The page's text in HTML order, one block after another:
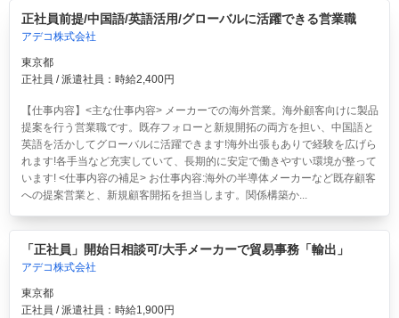
正社員前提/中国語/英語活用/グローバルに活躍できる営業職
アデコ株式会社
東京都
正社員 / 派遣社員：時給2,400円
【仕事内容】<主な仕事内容> メーカーでの海外営業。海外顧客向けに製品
提案を行う営業職です。既存フォローと新規開拓の両方を担い、中国語と
英語を活かしてグローバルに活躍できます!海外出張もありで経験を広げら
れます!各手当など充実していて、長期的に安定で働きやすい環境が整って
います! <仕事内容の補足> お仕事内容:海外の半導体メーカーなど既存顧客
への提案営業と、新規顧客開拓を担当します。関係構築か...
「正社員」開始日相談可/大手メーカーで貿易事務「輸出」
アデコ株式会社
東京都
正社員 / 派遣社員：時給1,900円